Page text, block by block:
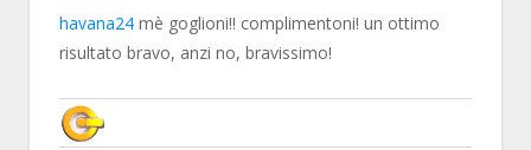
havana24 mè goglioni!! complimentoni! un ottimo
risultato bravo, anzi no, bravissimo!